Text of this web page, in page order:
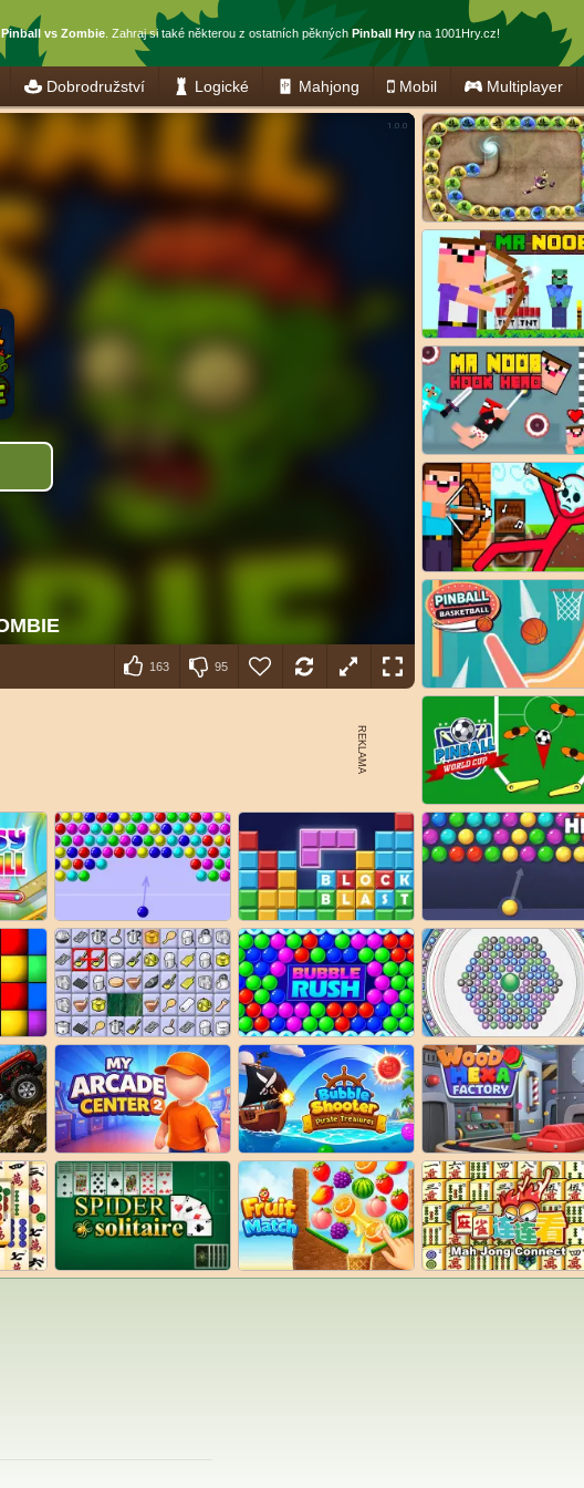
Pinball vs Zombie . Zahraj si také některou z ostatních pěkných Pinball Hry na 1001Hry.cz!
Dobrodružství Logické Mahjong Mobil Multiplayer
163 95